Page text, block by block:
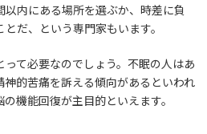
内にある場所を選ぶか、時差に負
だ、という専門家もいます。
て必要なのでしょう。不眠の人はあ
神的苦痛を訴える傾向があるといわれ
機能回復が主目的といえます。